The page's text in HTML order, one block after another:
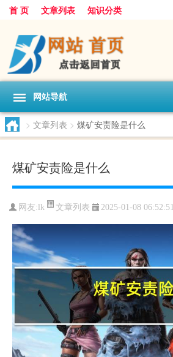
首 页 文章列表 知识分类
网站导航
> 文章列表 > 煤矿安责险是什么
煤矿安责险是什么
网友:lk 文章列表 2025-01-08 06:52:51